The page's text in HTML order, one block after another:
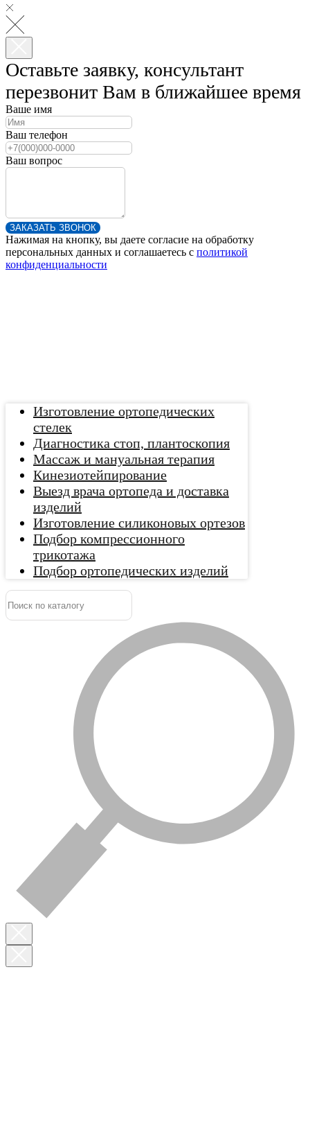
Оставьте заявку, консультант
перезвонит Вам в ближайшее время
Ваше имя
Ваш телефон
Ваш вопрос
ЗАКАЗАТЬ ЗВОНОК
Нажимая на кнопку, вы даете согласие на обработку
персональных данных и соглашаетесь c политикой
конфиденциальности
Изготовление ортопедических
стелек
Диагностика стоп, плантоскопия
Массаж и мануальная терапия
Кинезиотейпирование
Выезд врача ортопеда и доставка
изделий
Изготовление силиконовых ортезов
Подбор компрессионного
трикотажа
Подбор ортопедических изделий